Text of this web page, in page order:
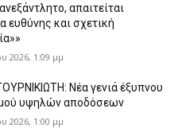
απαιτείται
ευθύνης και σχετική
2026, 1:09 μμ
Νέα γενιά έξυπνου
υψηλών αποδόσεων
2026, 1:00 μμ